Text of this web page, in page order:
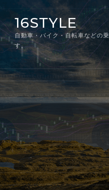
to
content
16STYLE
自動車・バイク・自転車などの
す。